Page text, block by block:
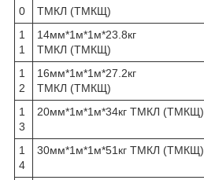
0
ТМКЛ (ТМКЩ)
1
1
14мм*1м*1м*23.8кг
ТМКЛ (ТМКЩ)
1
2
16мм*1м*1м*27.2кг
ТМКЛ (ТМКЩ)
1
3
20мм*1м*1м*34кг ТМКЛ (ТМКЩ)
1
4
30мм*1м*1м*51кг ТМКЛ (ТМКЩ)